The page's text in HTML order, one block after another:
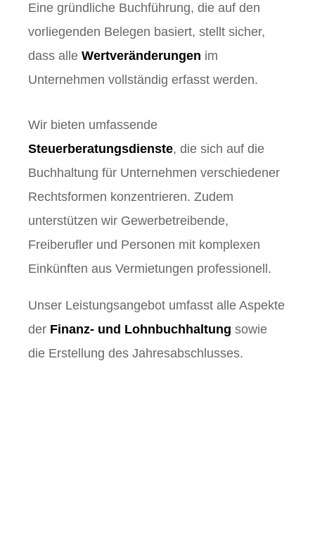
Eine gründliche Buchführung, die auf den
vorliegenden Belegen basiert, stellt sicher,
dass alleWertveränderungen im
Unternehmen vollständig erfasst werden.
Wir bieten umfassende
Steuerberatungsdienste, die sich auf die
Buchhaltung für Unternehmen verschiedener
Rechtsformen konzentrieren. Zudem
unterstützen wir Gewerbetreibende,
Freiberufler und Personen mit komplexen
Einkünften aus Vermietungen professionell.
Unser Leistungsangebot umfasst alle Aspekte
der Finanz- und Lohnbuchhaltung sowie
die Erstellung des Jahresabschlusses.